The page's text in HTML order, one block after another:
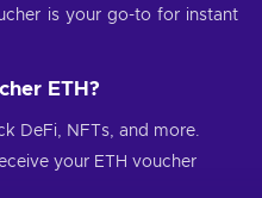
is your go-to for instant
ETH?
DeFi, NFTs, and more.
your ETH voucher